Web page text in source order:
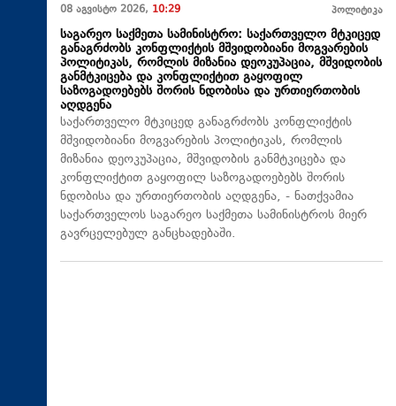
08 აგვისტო 2026, 10:29 პოლიტიკა
საგარეო საქმეთა სამინისტრო: საქართველო მტკიცედ
განაგრძობს კონფლიქტის მშვიდობიანი მოგვარების
პოლიტიკას, რომლის მიზანია დეოკუპაცია, მშვიდობის
განმტკიცება და კონფლიქტით გაყოფილ
საზოგადოებებს შორის ნდობისა და ურთიერთობის
აღდგენა
საქართველო მტკიცედ განაგრძობს კონფლიქტის
მშვიდობიანი მოგვარების პოლიტიკას, რომლის
მიზანია დეოკუპაცია, მშვიდობის განმტკიცება და
კონფლიქტით გაყოფილ საზოგადოებებს შორის
ნდობისა და ურთიერთობის აღდგენა, - ნათქვამია
საქართველოს საგარეო საქმეთა სამინისტროს მიერ
გავრცელებულ განცხადებაში.